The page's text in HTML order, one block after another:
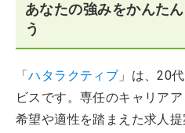
あなたの強みをかんた
う
「ハタラクティブ 」は、20
ビスです。専任のキャリア
希望や適性を踏まえた求人